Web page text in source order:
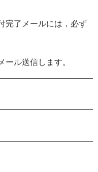
了メールには，必ず
ル送信します。